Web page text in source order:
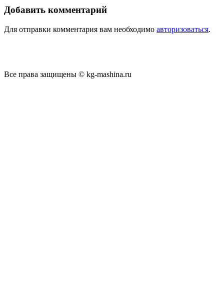
Добавить комментарий
Для отправки комментария вам необходимо авторизоваться.
Все права защищены © kg-mashina.ru